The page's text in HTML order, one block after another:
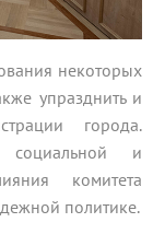
некоторых
упразднить и
города.
социальной и
комитета
политике.